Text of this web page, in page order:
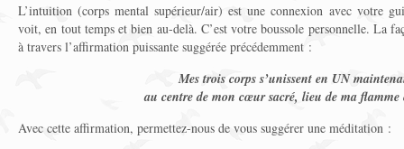
L’intuition (corps mental supérieur/air) est une connexion avec votre
voit, en tout temps et bien au-delà. C’est votre boussole personnelle. La
à travers l’affirmation puissante suggérée précédemment :
Mes trois corps s’unissent en UN
au centre de mon cœur sacré, lieu de ma flamme
Avec cette affirmation, permettez-nous de vous suggérer une méditation :